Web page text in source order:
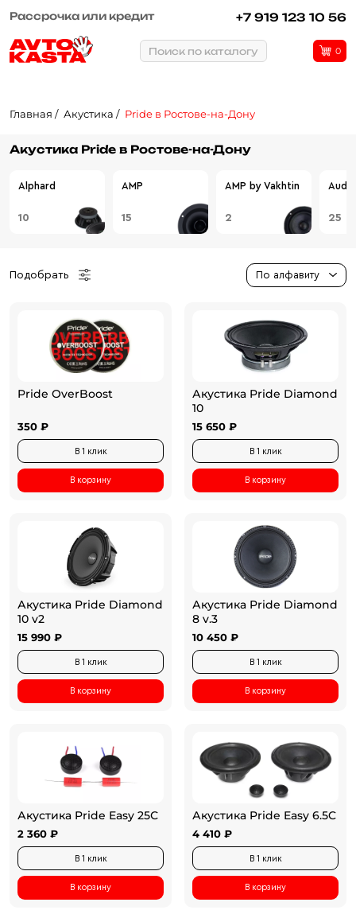
Рассрочка или кредит +7 919 123 10 56
Поиск по каталогу 0
Главная Акустика Pride в Ростове-на-Дону
Акустика Pride в Ростове-на-Дону
Alphard
10
AMP
15
AMP by Vakhtin
2 25
Подобрать По алфавиту
Pride OverBoost
350 ₽
В 1 клик
В корзину
Акустика Pride Diamond
10
15 650 ₽
В 1 клик
В корзину
Акустика Pride Diamond
10 v2
15 990 ₽
В 1 клик
В корзину
Акустика Pride Diamond
8 v.3
10 450 ₽
В 1 клик
В корзину
Акустика Pride Easy 25С
2 360 ₽
В 1 клик
В корзину
Акустика Pride Easy 6.5C
4 410 ₽
В 1 клик
В корзину